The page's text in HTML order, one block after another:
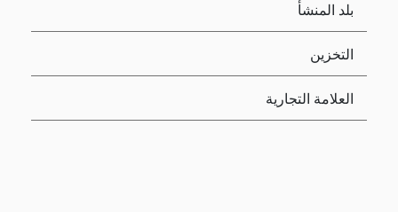
بلد المنشأ
التخزين
العلامة التجارية